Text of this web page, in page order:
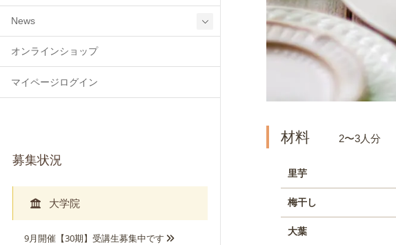
News
オンラインショップ
マイページログイン
募集状況
大学院
9月開催【30期】受講生募集中です
材料 2〜3人分
里芋
梅干し
大葉